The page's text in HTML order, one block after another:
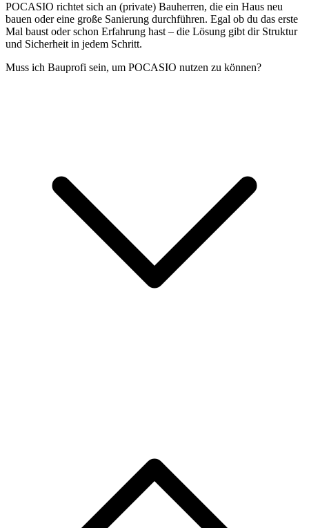
POCASIO richtet sich an (private) Bauherren, die ein Haus neu
bauen oder eine große Sanierung durchführen. Egal ob du das erste
Mal baust oder schon Erfahrung hast – die Lösung gibt dir Struktur
und Sicherheit in jedem Schritt.
Muss ich Bauprofi sein, um POCASIO nutzen zu können?